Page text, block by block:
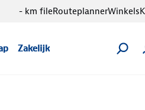
Zakelijk
- km fileRouteplannerWinkels